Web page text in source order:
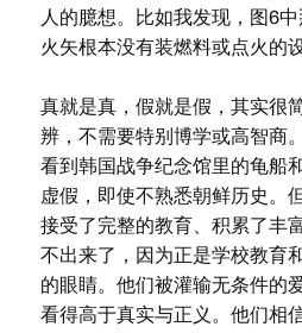
人的臆想。比如我发现，图6
火矢根本没有装燃料或点火的设
真就是真，假就是假，其实很
辨，不需要特别博学或高智商
看到韩国战争纪念馆里的龟船
虚假，即使不熟悉朝鲜历史。
接受了完整的教育、积累了丰
不出来了，因为正是学校教育
的眼睛。他们被灌输无条件的
看得高于真实与正义。他们相